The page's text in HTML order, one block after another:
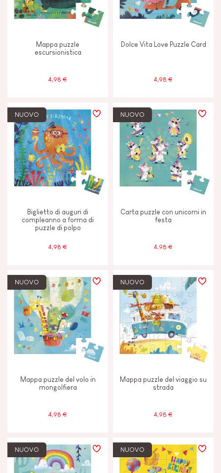
Mappa puzzle
escursionistica
4,98 €
Dolce Vita Love Puzzle Card
4,98 €
NUOVO
Biglietto di auguri di
compleanno a forma di
puzzle di polpo
4,98 €
NUOVO
Carta puzzle con unicorni in
festa
4,98 €
NUOVO
Mappa puzzle del volo in
mongolfiera
4,98 €
NUOVO
Mappa puzzle del viaggio su
strada
4,98 €
NUOVO NUOVO